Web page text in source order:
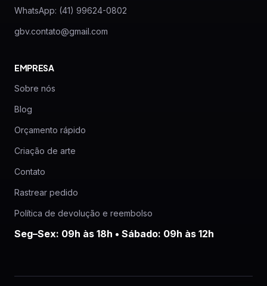
WhatsApp: (41) 99624-0802
gbv.contato@gmail.com
EMPRESA
Sobre nós
Blog
Orçamento rápido
Criação de arte
Contato
Rastrear pedido
Política de devolução e reembolso
Seg–Sex: 09h às 18h • Sábado: 09h às 12h